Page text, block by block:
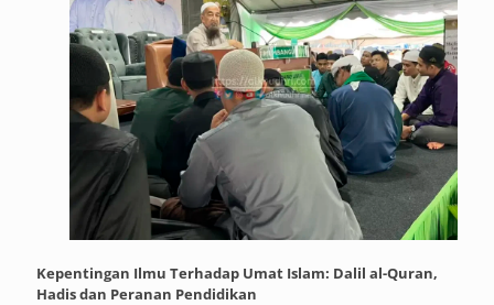
Kepentingan Ilmu Terhadap Umat Islam: Dalil al-Quran,
Hadis dan Peranan Pendidikan